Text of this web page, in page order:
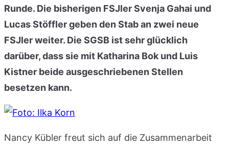
Runde. Die bisherigen FSJler Svenja Gahai und
Lucas Stöffler geben den Stab an zwei neue
FSJler weiter. Die SGSB ist sehr glücklich
darüber, dass sie mit Katharina Bok und Luis
Kistner beide ausgeschriebenen Stellen
besetzen kann.
Nancy Kübler freut sich auf die Zusammenarbeit